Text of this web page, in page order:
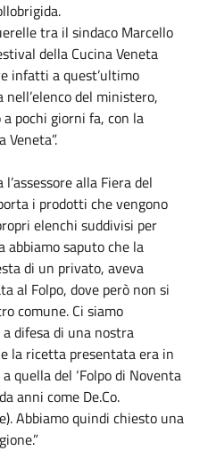
tra il sindaco Marcello
della Cucina Veneta
infatti a quest’ultimo
del ministero,
pochi giorni fa, con la
Veneta”.
l’assessore alla Fiera del
i prodotti che vengono
elenchi suddivisi per
abbiamo saputo che la
di un privato, aveva
al Folpo, dove però non si
comune. Ci siamo
difesa di una nostra
la ricetta presentata era in
del ‘Folpo di Noventa
anni come De.Co.
Abbiamo quindi chiesto una